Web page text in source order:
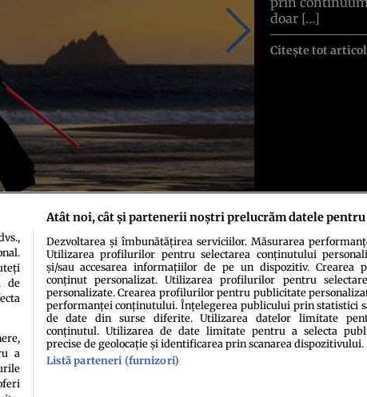
doar […]
Citește tot
de cookiesTermeni şi condiţiiEchipa redacțională
de
a
Atât noi, cât și partenerii noștri prelucrăm datele pentru
Dezvoltarea și îmbunătățirea serviciilor. Măsurarea
Utilizarea profilurilor pentru selectarea conținutului
și/sau accesarea informațiilor de pe un dispozitiv. Crearea
conținut personalizat. Utilizarea profilurilor pentru
personalizate. Crearea profilurilor pentru publicitate
performanței conținutului. Înțelegerea publicului prin statistici
de date din surse diferite. Utilizarea datelor limitate
conținutul. Utilizarea de date limitate pentru a selecta
precise de geolocație și identificarea prin scanarea dispozitivului.
Listă parteneri (furnizori)